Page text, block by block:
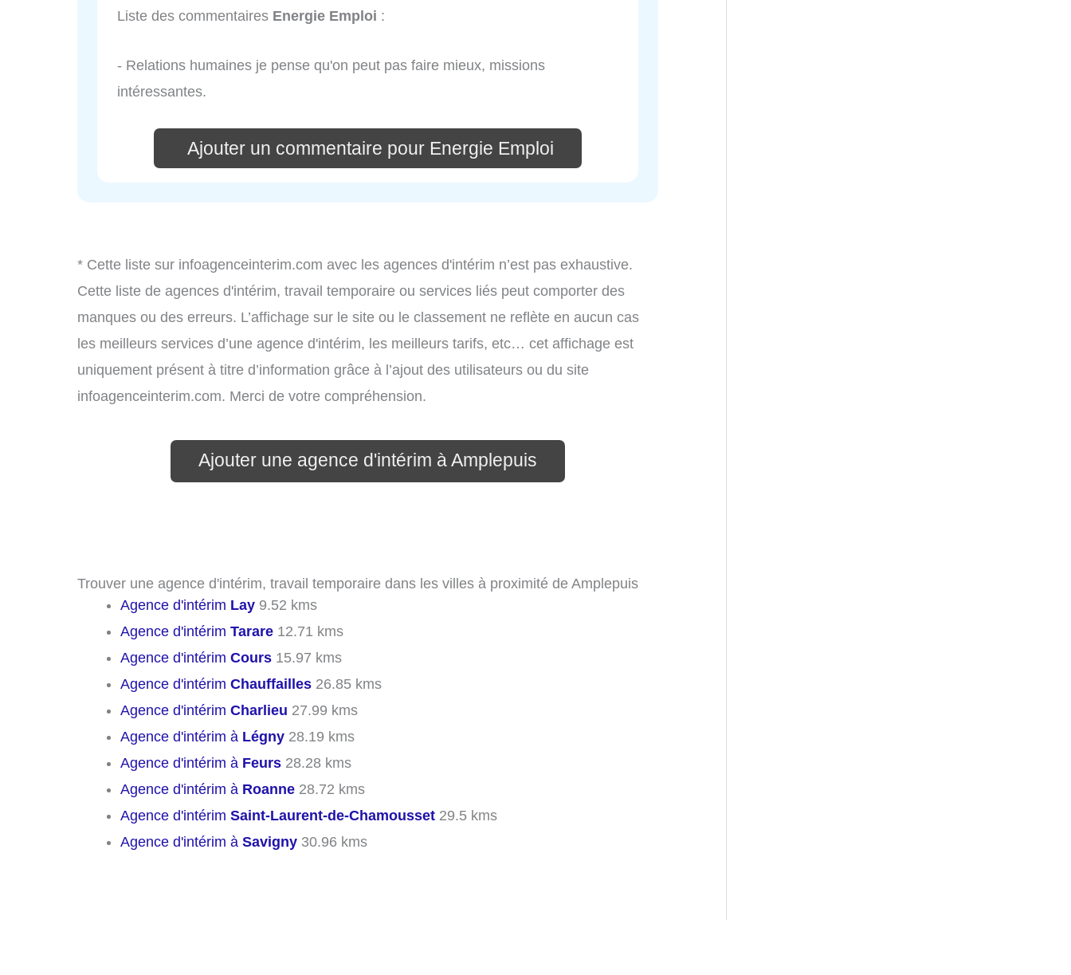
Liste des commentaires Energie Emploi :
- Relations humaines je pense qu'on peut pas faire mieux, missions
intéressantes.
Ajouter un commentaire pour Energie Emploi
* Cette liste sur infoagenceinterim.com avec les agences d'intérim n’est pas exhaustive.
Cette liste de agences d'intérim, travail temporaire ou services liés peut comporter des
manques ou des erreurs. L’affichage sur le site ou le classement ne reflète en aucun cas
les meilleurs services d’une agence d'intérim, les meilleurs tarifs, etc… cet affichage est
uniquement présent à titre d’information grâce à l’ajout des utilisateurs ou du site
infoagenceinterim.com. Merci de votre compréhension.
Ajouter une agence d'intérim à Amplepuis
Trouver une agence d'intérim, travail temporaire dans les villes à proximité de Amplepuis
Agence d'intérim Lay 9.52 kms
Agence d'intérim Tarare 12.71 kms
Agence d'intérim Cours 15.97 kms
Agence d'intérim Chauffailles 26.85 kms
Agence d'intérim Charlieu 27.99 kms
Agence d'intérim à Légny 28.19 kms
Agence d'intérim à Feurs 28.28 kms
Agence d'intérim à Roanne 28.72 kms
Agence d'intérim Saint-Laurent-de-Chamousset 29.5 kms
Agence d'intérim à Savigny 30.96 kms